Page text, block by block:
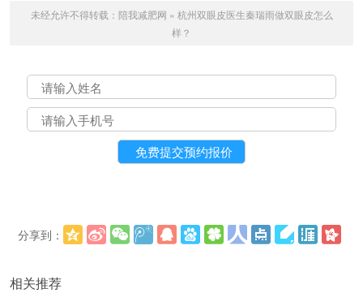
未经允许不得转载： 陪我减肥网 » 杭州双眼皮医生秦瑞雨做双眼皮怎么
样？
分享到：
相关推荐